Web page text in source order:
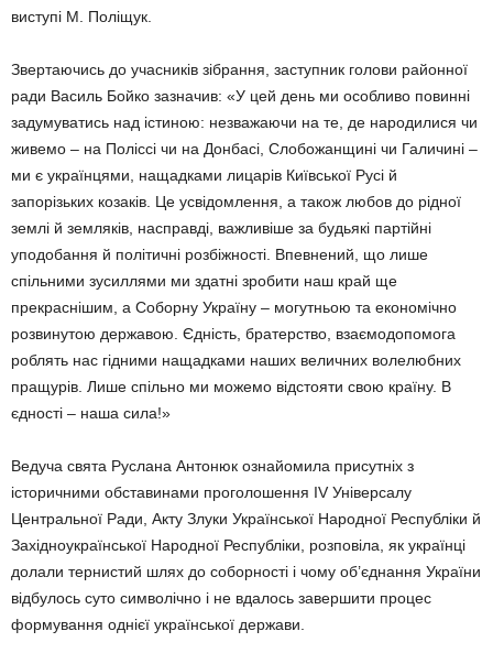
виступі М. Поліщук.
Звертаючись до учасників зібрання, заступник голови районної
ради Василь Бойко зазначив: «У цей день ми особливо повинні
задумуватись над істиною: незважаючи на те, де народилися чи
живемо – на Поліссі чи на Донбасі, Слобожанщині чи Галичині –
ми є українцями, нащадками лицарів Київської Русі й
запорізьких козаків. Це усвідомлення, а також любов до рідної
землі й земляків, насправді, важливіше за будьякі партійні
уподобання й політичні розбіжності. Впевнений, що лише
спільними зусиллями ми здатні зробити наш край ще
прекраснішим, а Соборну Україну – могутньою та економічно
розвинутою державою. Єдність, братерство, взаємодопомога
роблять нас гідними нащадками наших величних волелюбних
пращурів. Лише спільно ми можемо відстояти свою країну. В
єдності – наша сила!»
Ведуча свята Руслана Антонюк ознайомила присутніх з
історичними обставинами проголошення IV Універсалу
Центральної Ради, Акту Злуки Української Народної Республіки й
Західноукраїнської Народної Республіки, розповіла, як українці
долали тернистий шлях до соборності і чому об’єднання України
відбулось суто символічно і не вдалось завершити процес
формування однієї української держави.